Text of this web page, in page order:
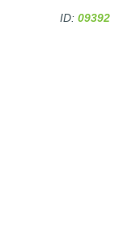
ID: 09392